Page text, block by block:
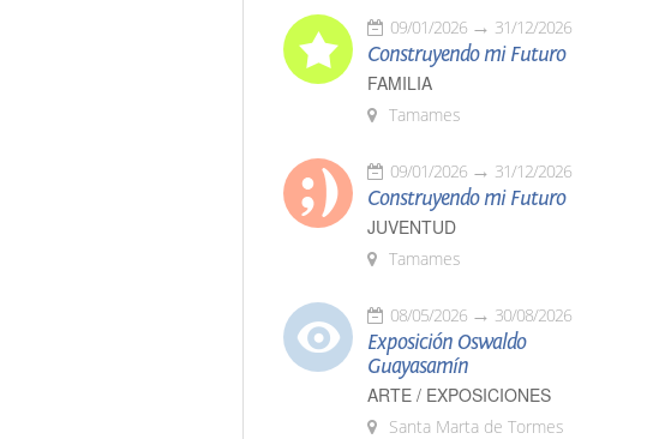
09/01/2026 31/12/2026
Construyendo mi Futuro
FAMILIA
Tamames
09/01/2026 31/12/2026
Construyendo mi Futuro
JUVENTUD
Tamames
08/05/2026 30/08/2026
Exposición Oswaldo
Guayasamín
ARTE / EXPOSICIONES
Santa Marta de Tormes